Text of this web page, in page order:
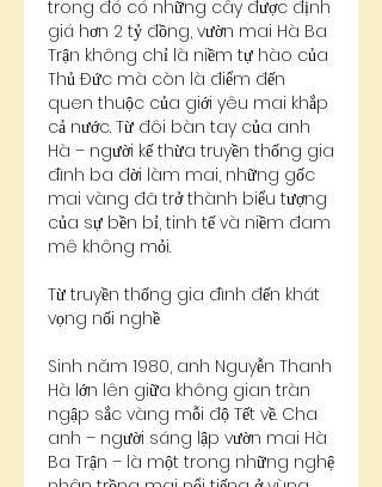
trong đó có những cây được định
giá hơn 2 tỷ đồng, vườn mai Hà Ba
Trận không chỉ là niềm tự hào của
Thủ Đức mà còn là điểm đến
quen thuộc của giới yêu mai khắp
cả nước. Từ đôi bàn tay của anh
Hà – người kế thừa truyền thống gia
đình ba đời làm mai, những gốc
mai vàng đã trở thành biểu tượng
của sự bền bỉ, tinh tế và niềm đam
mê không mỏi.
Từ truyền thống gia đình đến khát
vọng nối nghề
Sinh năm 1980, anh Nguyễn Thanh
Hà lớn lên giữa không gian tràn
ngập sắc vàng mỗi độ Tết về. Cha
anh – người sáng lập vườn mai Hà
Ba Trận – là một trong những nghệ